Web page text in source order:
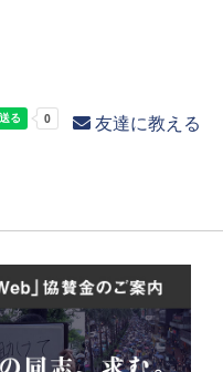
友達に教える